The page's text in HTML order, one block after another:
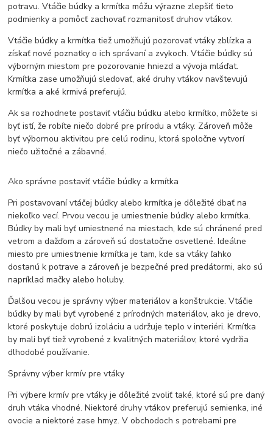
potravu. Vtáčie búdky a krmítka môžu výrazne zlepšiť tieto
podmienky a pomôcť zachovať rozmanitosť druhov vtákov.
Vtáčie búdky a krmítka tiež umožňujú pozorovať vtáky zblízka a
získať nové poznatky o ich správaní a zvykoch. Vtáčie búdky sú
výborným miestom pre pozorovanie hniezd a vývoja mláďat.
Krmítka zase umožňujú sledovať, aké druhy vtákov navštevujú
krmítka a aké krmivá preferujú.
Ak sa rozhodnete postaviť vtáčiu búdku alebo krmítko, môžete si
byť istí, že robíte niečo dobré pre prírodu a vtáky. Zároveň môže
byť výbornou aktivitou pre celú rodinu, ktorá spoločne vytvorí
niečo užitočné a zábavné.
Ako správne postaviť vtáčie búdky a krmítka
Pri postavovaní vtáčej búdky alebo krmítka je dôležité dbať na
niekoľko vecí. Prvou vecou je umiestnenie búdky alebo krmítka.
Búdky by mali byť umiestnené na miestach, kde sú chránené pred
vetrom a dažďom a zároveň sú dostatočne osvetlené. Ideálne
miesto pre umiestnenie krmítka je tam, kde sa vtáky ľahko
dostanú k potrave a zároveň je bezpečné pred predátormi, ako sú
napríklad mačky alebo holuby.
Ďalšou vecou je správny výber materiálov a konštrukcie. Vtáčie
búdky by mali byť vyrobené z prírodných materiálov, ako je drevo,
ktoré poskytuje dobrú izoláciu a udržuje teplo v interiéri. Krmítka
by mali byť tiež vyrobené z kvalitných materiálov, ktoré vydržia
dlhodobé používanie.
Správny výber krmív pre vtáky
Pri výbere krmív pre vtáky je dôležité zvoliť také, ktoré sú pre daný
druh vtáka vhodné. Niektoré druhy vtákov preferujú semienka, iné
ovocie a niektoré zase hmyz. V obchodoch s potrebami pre